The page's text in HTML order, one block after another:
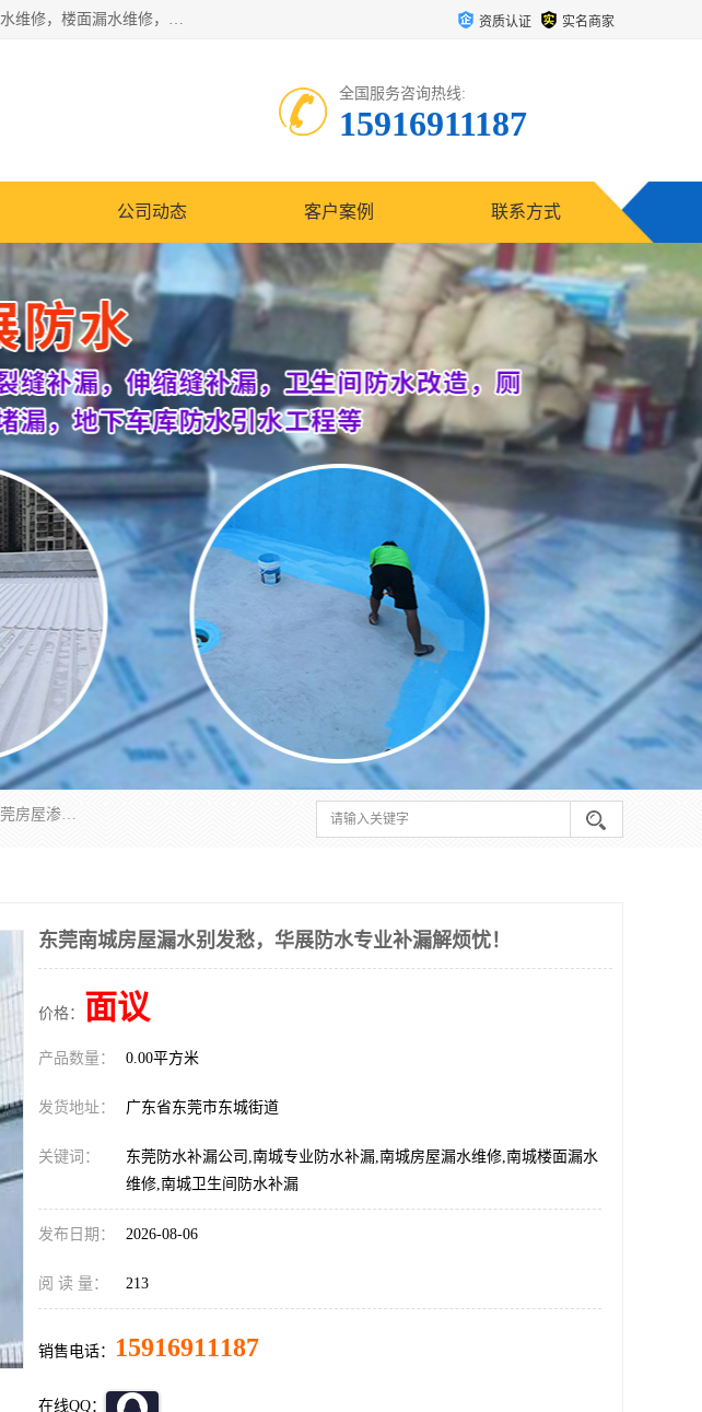
东莞市华展防水补漏装饰工程有限公司主要服务有：东莞防水补漏，东莞厂房防水补漏，东莞房屋渗漏水维修，楼面漏水维修，裂缝补漏，伸缩缝补漏，卫生间防水改造，厕所漏水补漏，外墙窗台补漏，电梯井堵漏，地下车库防水引水工程等 资质认证 实名商家
全国服务咨询热线:
15916911187
公司动态 客户案例 联系方式
东莞市华展防水补漏装饰工程有限公司主要服务有：东莞防水补漏，东莞厂房防水补漏，东莞房屋渗漏水维修，楼面漏水维修，裂缝补漏，伸缩缝补漏，卫生间防水改造，厕所漏水补漏，外墙窗台补漏，电梯井堵漏，地下车库防水引水工程等
东莞南城房屋漏水别发愁，华展防水专业补漏解烦忧！
价格： 面议
产品数量： 0.00平方米
发货地址： 广东省东莞市东城街道
关键词：
东莞防水补漏公司,南城专业防水补漏,南城房屋漏水维修,南城楼面漏水
维修,南城卫生间防水补漏
发布日期： 2026-08-06
阅 读 量： 213
销售电话： 15916911187
在线QQ：